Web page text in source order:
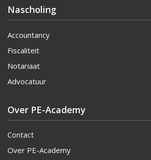
Nascholing
Accountancy
Fiscaliteit
Notariaat
Advocatuur
Over PE-Academy
Contact
Over PE-Academy